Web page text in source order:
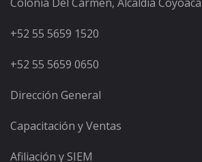
+52 55 5659 1520
+52 55 5659 0650
Dirección General
Capacitación y Ventas
Afiliación y SIEM